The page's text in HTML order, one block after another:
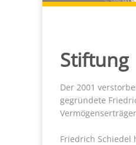
Stiftung
Der 2001
gegründete
Friedrich